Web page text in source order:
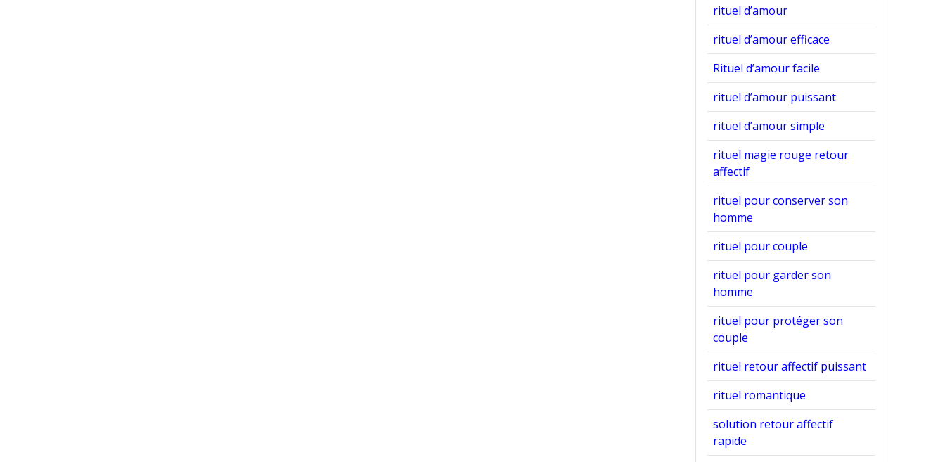
rituel d’amour
rituel d’amour efficace
Rituel d’amour facile
rituel d’amour puissant
rituel d’amour simple
rituel magie rouge retour
affectif
rituel pour conserver son
homme
rituel pour couple
rituel pour garder son
homme
rituel pour protéger son
couple
rituel retour affectif puissant
rituel romantique
solution retour affectif
rapide